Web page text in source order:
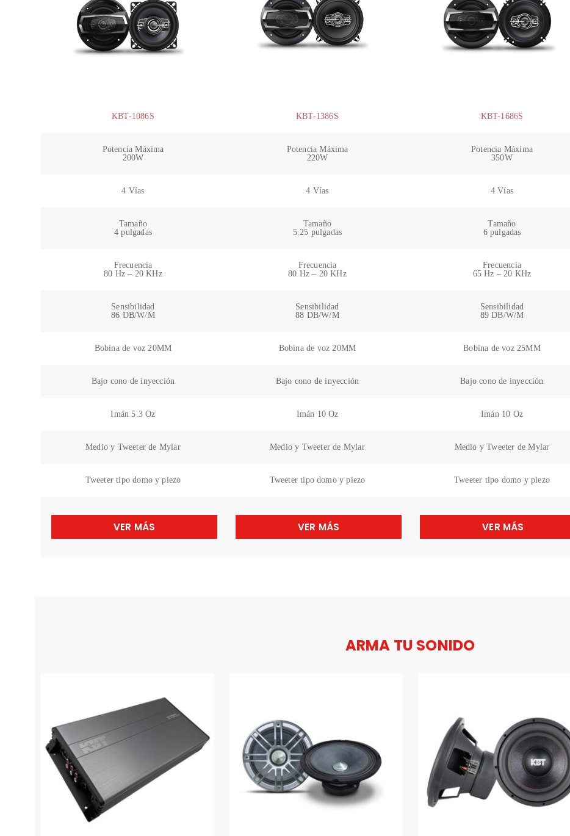
KBT-1086S KBT-1386S KBT-1686S
Potencia Máxima
200W
Potencia Máxima
220W
Potencia Máxima
350W
4 Vías 4 Vías 4 Vías
Tamaño
4 pulgadas
Tamaño
5.25 pulgadas
Tamaño
6 pulgadas
Frecuencia
80 Hz – 20 KHz
Frecuencia
80 Hz – 20 KHz
Frecuencia
65 Hz – 20 KHz
Sensibilidad
86 DB/W/M
Sensibilidad
88 DB/W/M
Sensibilidad
89 DB/W/M
Bobina de voz 20MM Bobina de voz 20MM Bobina de voz 25MM
Bajo cono de inyección Bajo cono de inyección Bajo cono de inyección
Imán 5.3 Oz Imán 10 Oz Imán 10 Oz
Medio y Tweeter de Mylar Medio y Tweeter de Mylar Medio y Tweeter de Mylar
Tweeter tipo domo y piezo Tweeter tipo domo y piezo Tweeter tipo domo y piezo
VER MÁS VER MÁS VER MÁS
ARMA TU SONIDO